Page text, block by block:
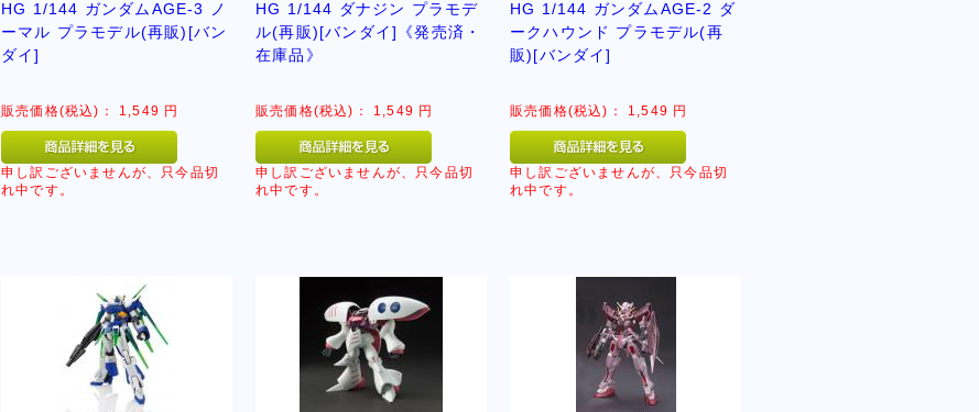
HG 1/144 ガンダムAGE-3 ノ
ーマル プラモデル(再販)[バン
ダイ]
販売価格(税込)： 1,549 円
申し訳ございませんが、只今品切
れ中です。
HG 1/144 ダナジン プラモデ
ル(再販)[バンダイ]《発売済・
在庫品》
販売価格(税込)： 1,549 円
申し訳ございませんが、只今品切
れ中です。
HG 1/144 ガンダムAGE-2 ダ
ークハウンド プラモデル(再
販)[バンダイ]
販売価格(税込)： 1,549 円
申し訳ございませんが、只今品切
れ中です。